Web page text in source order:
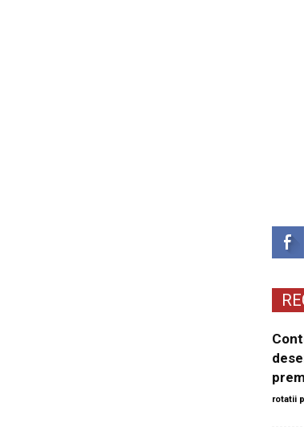
rotatii